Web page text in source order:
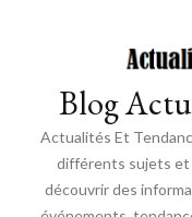
Blog
Actualités Et
différents sujets et
découvrir des